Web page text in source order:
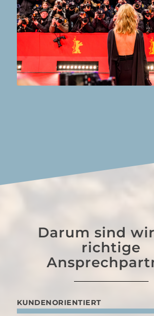
Darum sind
richtige
KUNDENORIENTIERT